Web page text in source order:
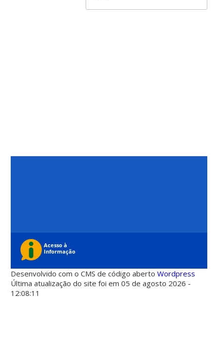
Desenvolvido com o CMS de código abertoWordpress
Última atualização do site foi em 05 de agosto 2026 -
12:08:11